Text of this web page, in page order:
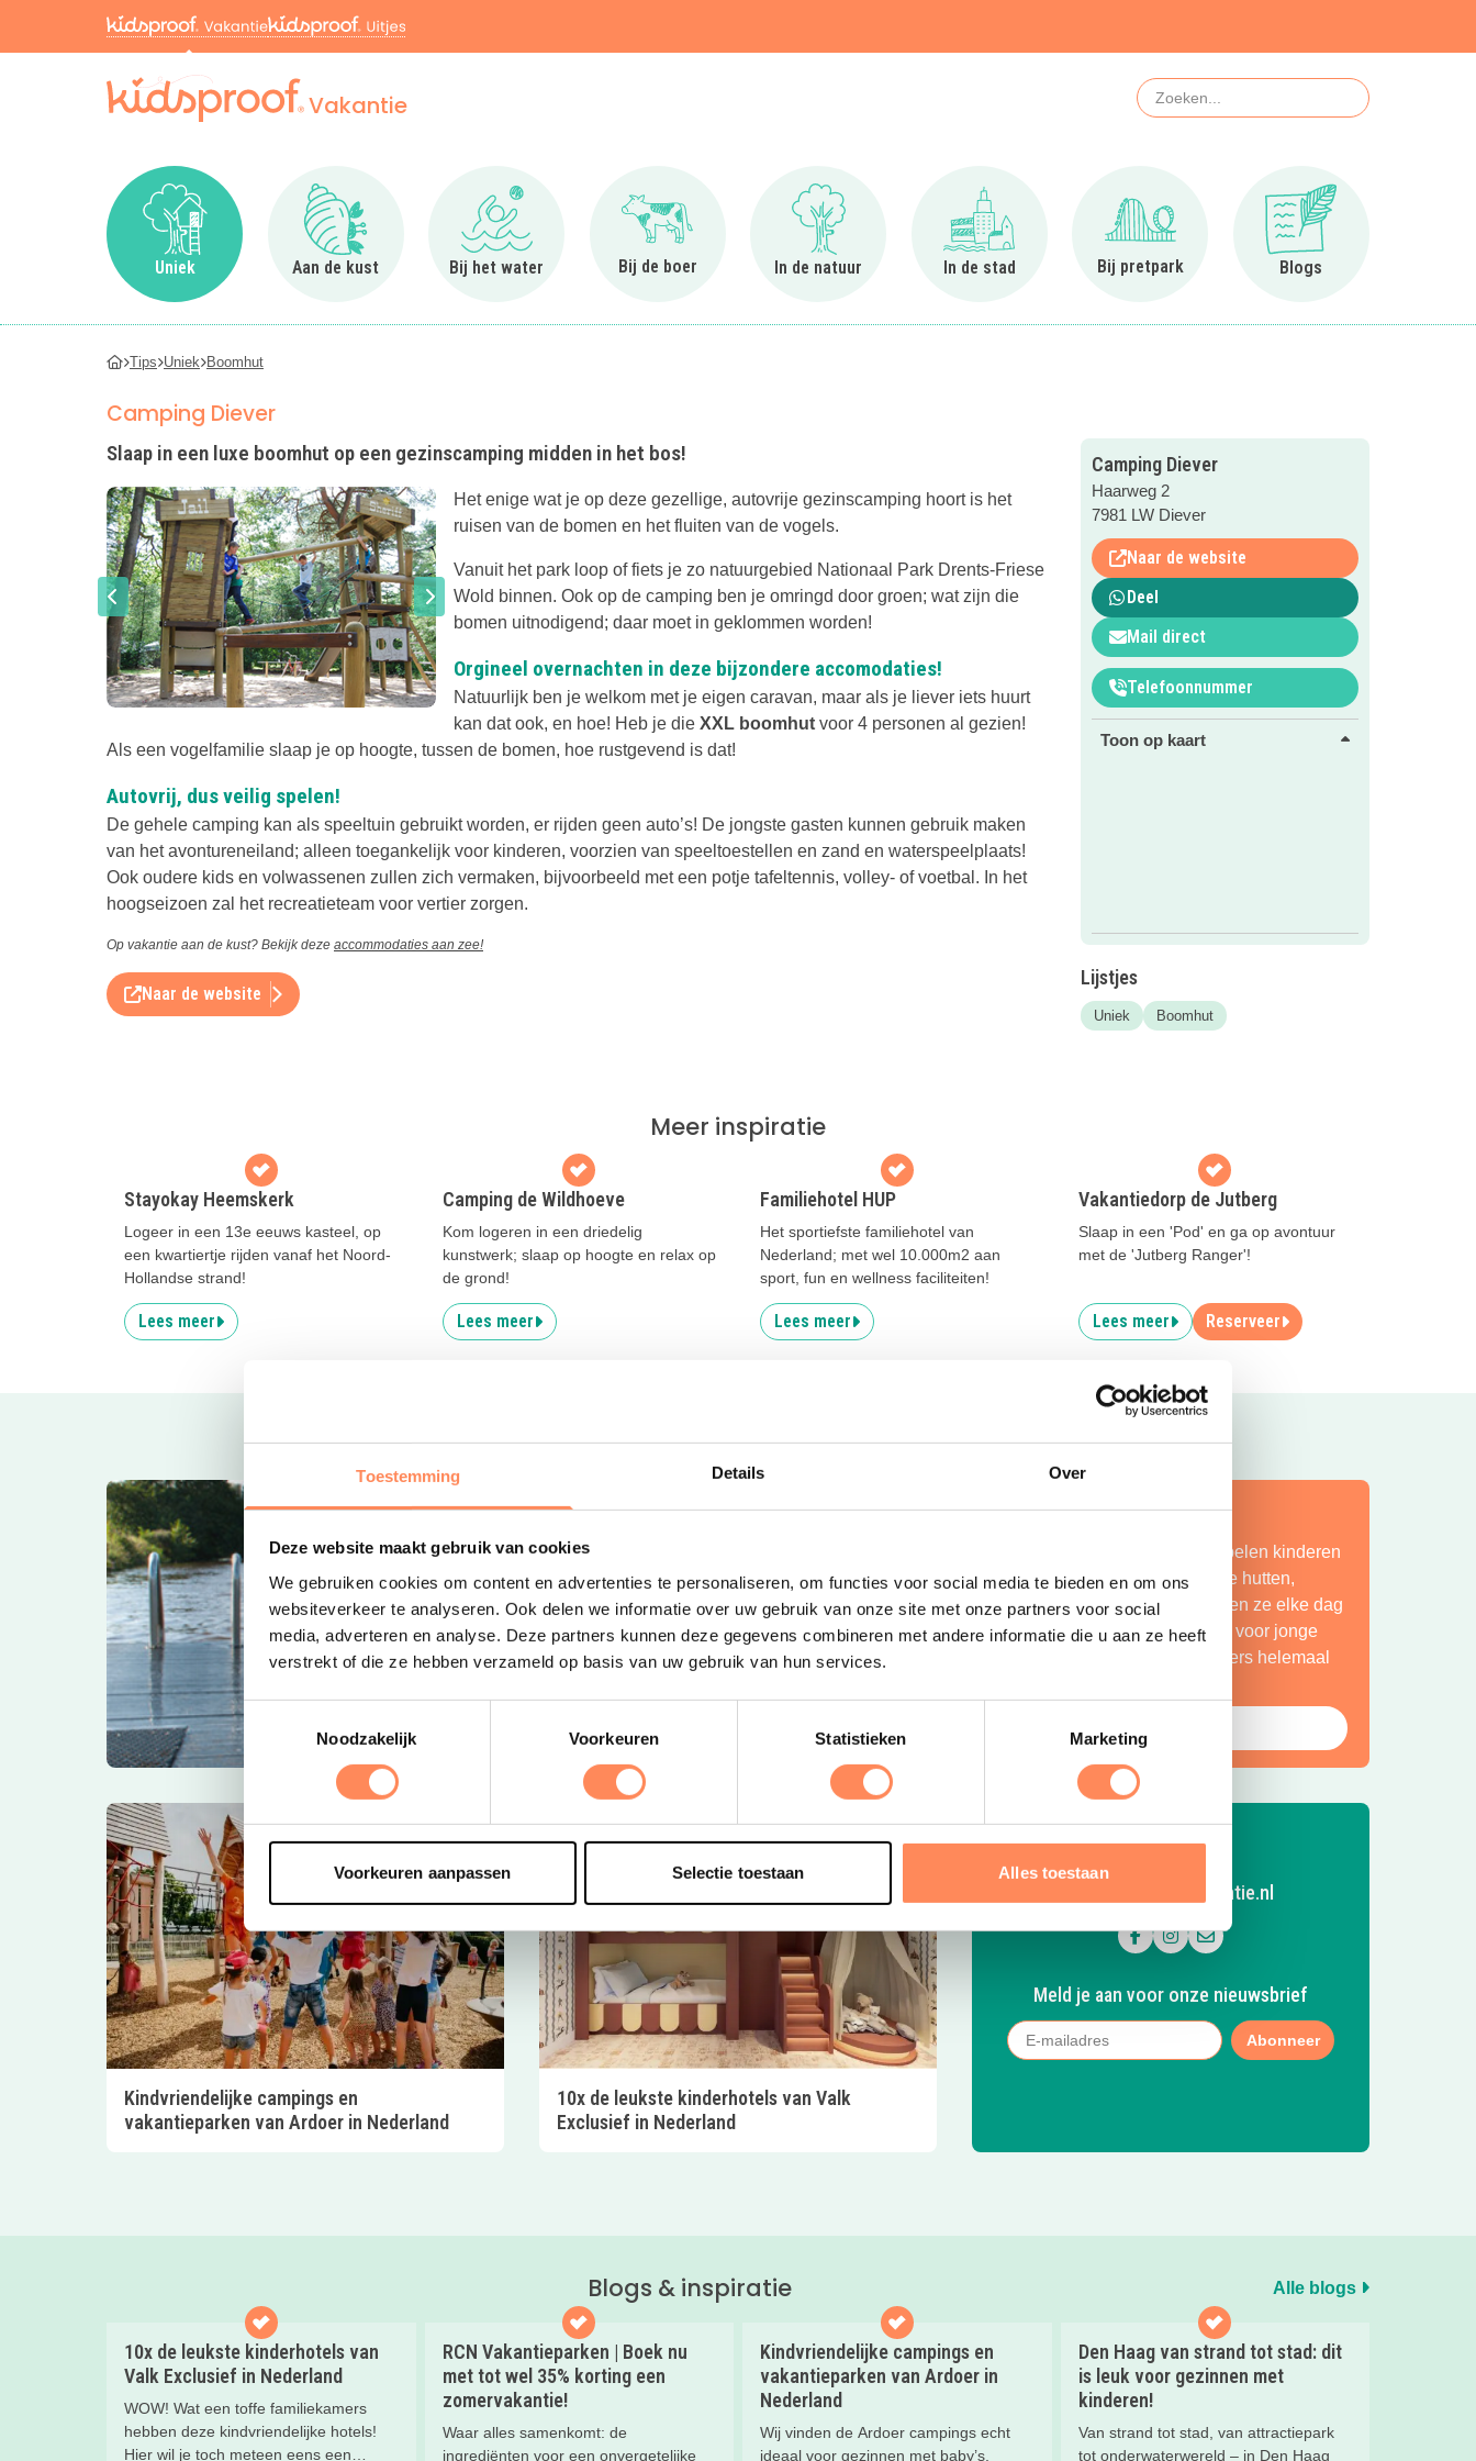
Toestemming Details Over
Deze website maakt gebruik van cookies
We gebruiken cookies om content en advertenties te personaliseren, om functies voor social media te bieden en om ons
websiteverkeer te analyseren. Ook delen we informatie over uw gebruik van onze site met onze partners voor social
media, adverteren en analyse. Deze partners kunnen deze gegevens combineren met andere informatie die u aan ze heeft
verstrekt of die ze hebben verzameld op basis van uw gebruik van hun services.
Toestemmingsselectie
Noodzakelijk
Voorkeuren Statistieken Marketing
Voorkeuren aanpassen Selectie toestaan Alles toestaan
Vakantie Zoeken
Uniek
Ga naar Uniek
Aan de kust
Ga naar Aan de kust
Bij het water
Ga naar Bij het water
Bij de boer
Ga naar Bij de boer
In de natuur
Ga naar In de natuur
In de stad
Ga naar In de stad
Bij pretpark
Ga naar Bij pretpark
Blogs
Ga naar Blogs
Tips Uniek Boomhut
Camping Diever
Slaap in een luxe boomhut op een gezinscamping midden in het bos!
Het enige wat je op deze gezellige, autovrije gezinscamping hoort is het
ruisen van de bomen en het fluiten van de vogels.
Vanuit het park loop of fiets je zo natuurgebied Nationaal Park Drents-Friese
Wold binnen. Ook op de camping ben je omringd door groen; wat zijn die
bomen uitnodigend; daar moet in geklommen worden!
Orgineel overnachten in deze bijzondere accomodaties!
Natuurlijk ben je welkom met je eigen caravan, maar als je liever iets huurt
kan dat ook, en hoe! Heb je die XXL boomhut voor 4 personen al gezien!
Als een vogelfamilie slaap je op hoogte, tussen de bomen, hoe rustgevend is dat!
Autovrij, dus veilig spelen!
De gehele camping kan als speeltuin gebruikt worden, er rijden geen auto’s! De jongste gasten kunnen gebruik maken
van het avontureneiland; alleen toegankelijk voor kinderen, voorzien van speeltoestellen en zand en waterspeelplaats!
Ook oudere kids en volwassenen zullen zich vermaken, bijvoorbeeld met een potje tafeltennis, volley- of voetbal. In het
hoogseizoen zal het recreatieteam voor vertier zorgen.
Op vakantie aan de kust? Bekijk deze accommodaties aan zee!
Naar de website
Camping Diever
Haarweg 2
7981 LW Diever
Naar de website
Deel
Mail direct
Telefoonnummer
Toon op kaart
Lijstjes
Uniek Boomhut
Meer inspiratie
Stayokay Heemskerk
Logeer in een 13e eeuws kasteel, op
een kwartiertje rijden vanaf het Noord-
Hollandse strand!
Lees meer
Camping de Wildhoeve
Kom logeren in een driedelig
kunstwerk; slaap op hoogte en relax op
de grond!
Lees meer
Familiehotel HUP
Het sportiefste familiehotel van
Nederland; met wel 10.000m2 aan
sport, fun en wellness faciliteiten!
Lees meer
Vakantiedorp de Jutberg
Slaap in een 'Pod' en ga op avontuur
met de 'Jutberg Ranger'!
Lees meer Reserveer
Uitgelicht
Dít is vakantie op z’n mooist!
Bij Camping Huttopia De Roos spelen kinderen
eindeloos in de natuur, bouwen ze hutten,
spetteren ze in de Vecht en beleven ze elke dag
een nieuw avontuur. Een paradijs voor jonge
ontdekkers én een plek waar ouders helemaal
Bekijk Huttopia de Roos
Kindvriendelijke campings en
vakantieparken van Ardoer in Nederland
10x de leukste kinderhotels van Valk
Exclusief in Nederland
Volg Kidsproofvakantie.nl
Volg ons op Facebook
Volg ons op Instagram
Mail ons
Meld je aan voor onze nieuwsbrief
Abonneer
Blogs & inspiratie Alle blogs
10x de leukste kinderhotels van
Valk Exclusief in Nederland
WOW! Wat een toffe familiekamers
hebben deze kindvriendelijke hotels!
Hier wil je toch meteen eens een
RCN Vakantieparken | Boek nu
met tot wel 35% korting een
zomervakantie!
Waar alles samenkomt: de
ingrediënten voor een onvergetelijke
Kindvriendelijke campings en
vakantieparken van Ardoer in
Nederland
Wij vinden de Ardoer campings echt
ideaal voor gezinnen met baby’s,
Den Haag van strand tot stad: dit
is leuk voor gezinnen met
kinderen!
Van strand tot stad, van attractiepark
tot onderwaterwereld – in Den Haag